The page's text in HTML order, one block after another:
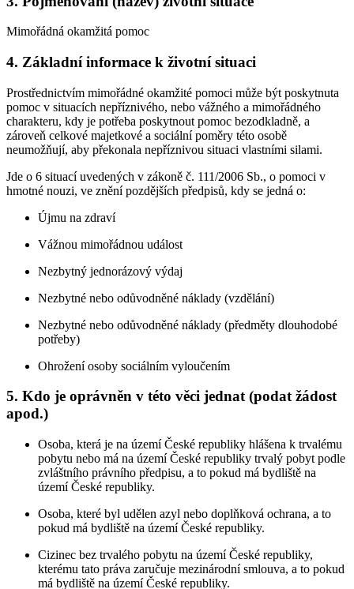
Mimořádná okamžitá pomoc
4. Základní informace k životní situaci
Prostřednictvím mimořádné okamžité pomoci může být poskytnuta
pomoc v situacích nepříznivého, nebo vážného a mimořádného
charakteru, kdy je potřeba poskytnout pomoc bezodkladně, a
zároveň celkové majetkové a sociální poměry této osobě
neumožňují, aby překonala nepříznivou situaci vlastními silami.
Jde o 6 situací uvedených v zákoně č. 111/2006 Sb., o pomoci v
hmotné nouzi, ve znění pozdějších předpisů, kdy se jedná o:
Újmu na zdraví
Vážnou mimořádnou událost
Nezbytný jednorázový výdaj
Nezbytné nebo odůvodněné náklady (vzdělání)
Nezbytné nebo odůvodněné náklady (předměty dlouhodobé
potřeby)
Ohrožení osoby sociálním vyloučením
5. Kdo je oprávněn v této věci jednat (podat žádost
apod.)
Osoba, která je na území České republiky hlášena k trvalému
pobytu nebo má na území České republiky trvalý pobyt podle
zvláštního právního předpisu, a to pokud má bydliště na
území České republiky.
Osoba, které byl udělen azyl nebo doplňková ochrana, a to
pokud má bydliště na území České republiky.
Cizinec bez trvalého pobytu na území České republiky,
kterému tato práva zaručuje mezinárodní smlouva, a to pokud
má bydliště na území České republiky.